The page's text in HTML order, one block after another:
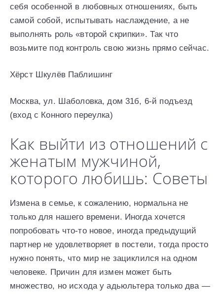
себя особенной в любовных отношениях, быть
самой собой, испытывать наслаждение, а не
выполнять роль «второй скрипки». Так что
возьмите под контроль свою жизнь прямо сейчас.
Хёрст Шкулёв Паблишинг
Москва, ул. Шаболовка, дом 31б, 6-й подъезд
(вход с Конного переулка)
Как выйти из отношений с
женатым мужчиной,
которого любишь: Советы
Измена в семье, к сожалению, нормальна не
только для нашего времени. Иногда хочется
попробовать что-то новое, иногда предыдущий
партнер не удовлетворяет в постели, тогда просто
нужно понять, что мир не зациклился на одном
человеке. Причин для измен может быть
множество, но исхода у адьюльтера только два —